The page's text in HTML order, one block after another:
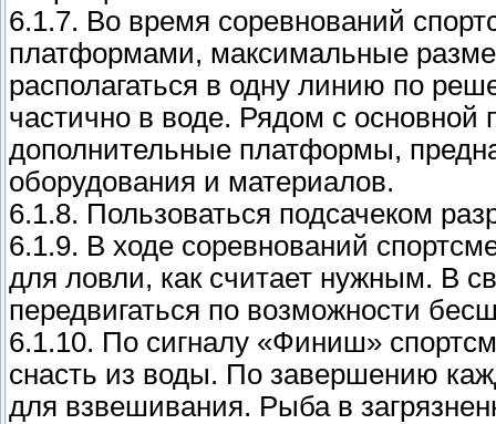
6.1.7. Во время соревнований
платформами, максимальные
располагаться в одну линию по
частично в воде. Рядом с
дополнительные платформы,
оборудования и материалов.
6.1.8. Пользоваться подсачеком
6.1.9. В ходе соревнований
для ловли, как считает нужным. В
передвигаться по возможности
6.1.10. По сигналу «Финиш»
снасть из воды. По завершению
для взвешивания. Рыба в